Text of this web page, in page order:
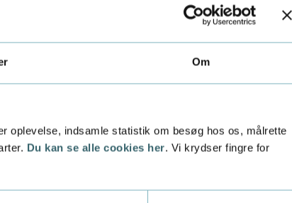
Om
oplevelse, indsamle statistik om besøg hos os, målrette
Du kan se alle cookies her. Vi krydser fingre for